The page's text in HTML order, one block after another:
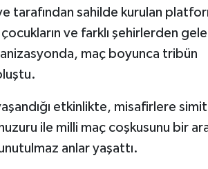
tarafından sahilde kurulan
ve farklı şehirlerden
maç boyunca tribün
etkinlikte, misafirlere
ile milli maç coşkusunu bir
anlar yaşattı.